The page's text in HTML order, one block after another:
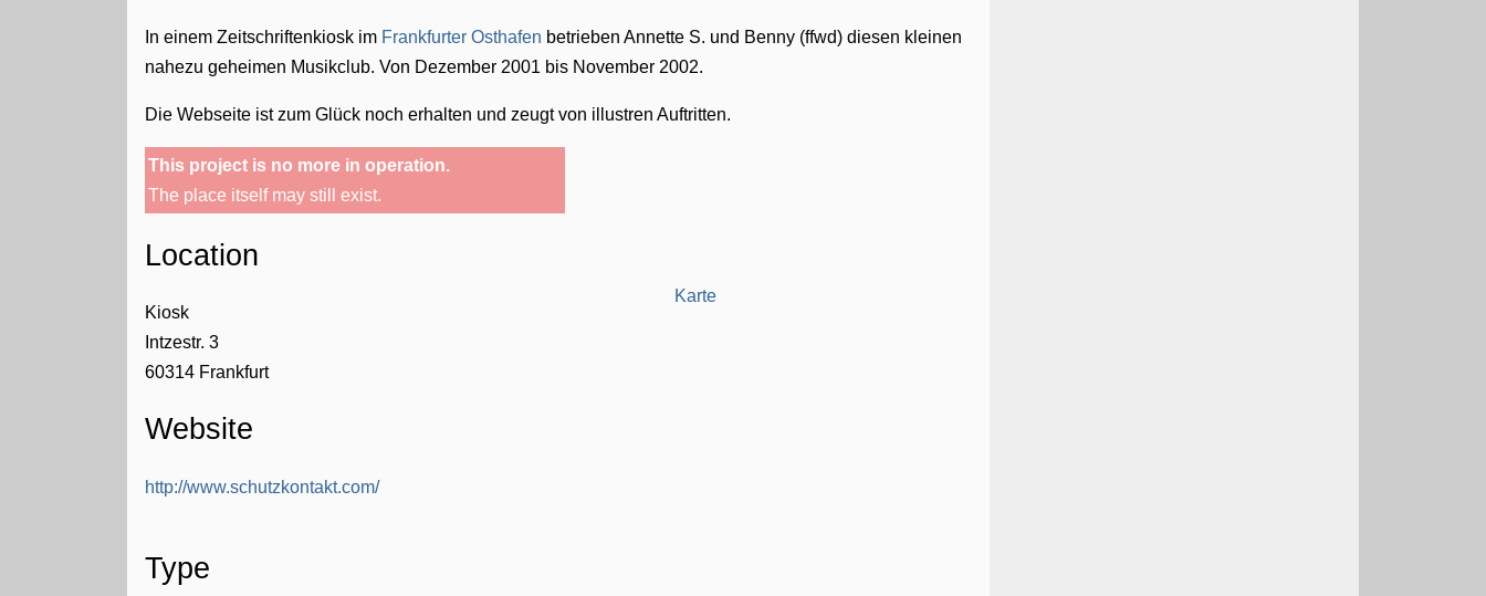
In einem Zeitschriftenkiosk im Frankfurter Osthafen betrieben Annette S. und Benny (ffwd) diesen kleinen
nahezu geheimen Musikclub. Von Dezember 2001 bis November 2002.
Die Webseite ist zum Glück noch erhalten und zeugt von illustren Auftritten.
This project is no more in operation.
The place itself may still exist.
Location
Kiosk
Intzestr. 3
60314 Frankfurt
Website
http://www.schutzkontakt.com/
Karte
Type